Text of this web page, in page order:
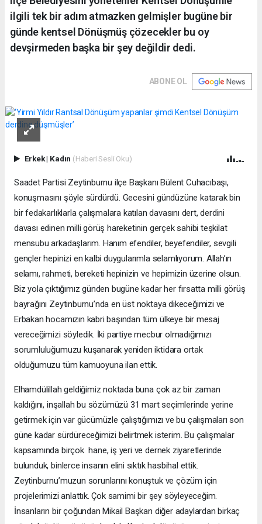
ilgili tek bir adım atmazken gelmişler bugüne bir
günde kentsel Dönüşmüş çözecekler bu oy
devşirmeden başka bir şey değildir dedi.
ABONE OL
Erkek| Kadın (Haberi Sesli Oku)
Saadet Partisi Zeytinburnu ilçe Başkanı Bülent Cuhacıbaşı,
konuşmasını şöyle sürdürdü. Gecesini gündüzüne katarak bin
bir fedakarlıklarla çalışmalara katılan davasını dert, derdini
davası edinen milli görüş hareketinin gerçek sahibi teşkilat
mensubu arkadaşlarım. Hanım efendiler, beyefendiler, sevgili
gençler hepinizi en kalbi duygularımla selamlıyorum. Allah’ın
selamı, rahmeti, bereketi hepinizin ve hepimizin üzerine olsun.
Biz yola çıktığımız günden bugüne kadar her fırsatta milli görüş
bayrağını Zeytinburnu’nda en üst noktaya dikeceğimizi ve
Erbakan hocamızın kabri başından tüm ülkeye bir mesaj
vereceğimizi söyledik. İki partiye mecbur olmadığımızı
sorumluluğumuzu kuşanarak yeniden iktidara ortak
olduğumuzu tüm kamuoyuna ilan ettik.
Elhamdülillah geldiğimiz noktada buna çok az bir zaman
kaldığını, inşallah bu sözümüzü 31 mart seçimlerinde yerine
getirmek için var gücümüzle çalıştığımızı ve bu çalışmaları son
güne kadar sürdüreceğimizi belirtmek isterim. Bu çalışmalar
kapsamında birçok hane, iş yeri ve dernek ziyaretlerinde
bulunduk, binlerce insanın elini sıktık hasbihal ettik.
Zeytinburnu’muzun sorunlarını konuştuk ve çözüm için
projelerimizi anlattık. Çok samimi bir şey söyleyeceğim.
İnsanların bir çoğundan Mikail Başkan diğer adaylardan birkaç